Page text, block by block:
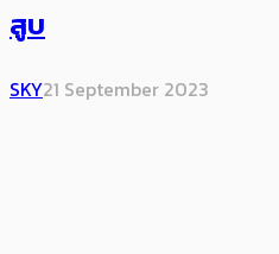
สูบ
SKY21 September 2023